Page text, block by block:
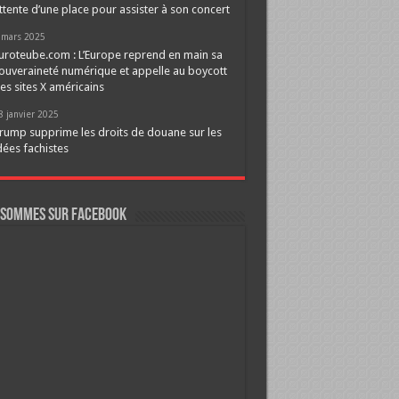
d’une place pour assister à son concert
2025
: L’Europe reprend en main sa
numérique et appelle au boycott
sites X américains
janvier 2025
supprime les droits de douane sur les
fachistes
sur FaceBook